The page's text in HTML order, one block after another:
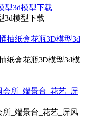
3d模型下载
纸盒花瓶3D模型3d模
_端景台_花艺_屏风